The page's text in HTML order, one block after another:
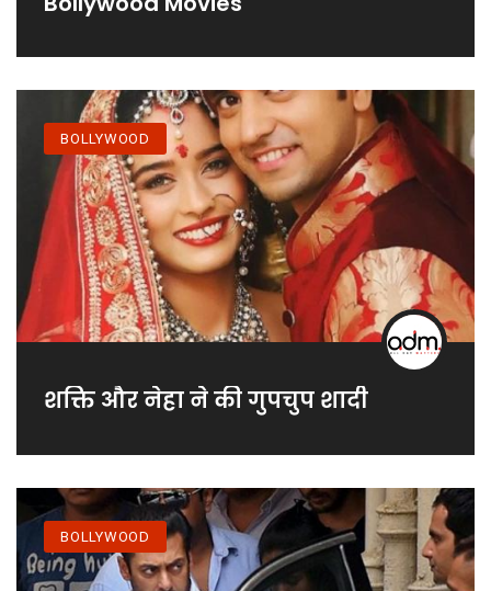
BOLLYWOOD
शक्ति और नेहा ने की गुपचुप शादी
BOLLYWOOD